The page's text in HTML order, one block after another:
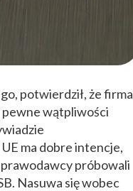
potwierdził, że firma
pewne wątpliwości
UE ma dobre intencje,
prawodawcy próbowali
Nasuwa się wobec